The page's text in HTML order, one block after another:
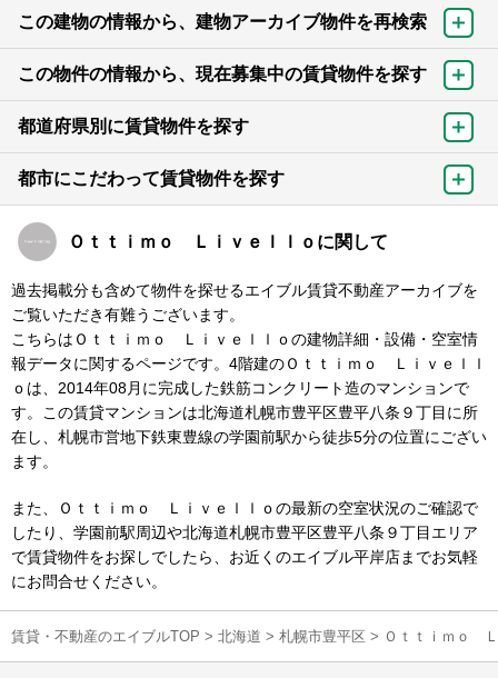
この建物の情報から、建物アーカイブ物件を再検索
この物件の情報から、現在募集中の賃貸物件を探す
都道府県別に賃貸物件を探す
都市にこだわって賃貸物件を探す
Ｏｔｔｉｍｏ Ｌｉｖｅｌｌｏに関して
過去掲載分も含めて物件を探せるエイブル賃貸不動産アーカイブを
ご覧いただき有難うございます。
こちらはＯｔｔｉｍｏ Ｌｉｖｅｌｌｏの建物詳細・設備・空室情
報データに関するページです。4階建のＯｔｔｉｍｏ Ｌｉｖｅｌｌ
ｏは、2014年08月に完成した鉄筋コンクリート造のマンションで
す。この賃貸マンションは北海道札幌市豊平区豊平八条９丁目に所
在し、札幌市営地下鉄東豊線の学園前駅から徒歩5分の位置にござい
ます。
また、Ｏｔｔｉｍｏ Ｌｉｖｅｌｌｏの最新の空室状況のご確認で
したり、学園前駅周辺や北海道札幌市豊平区豊平八条９丁目エリア
で賃貸物件をお探しでしたら、お近くのエイブル平岸店までお気軽
にお問合せください。
賃貸・不動産のエイブルTOP > 北海道 > 札幌市豊平区 > Ｏｔｔｉｍｏ